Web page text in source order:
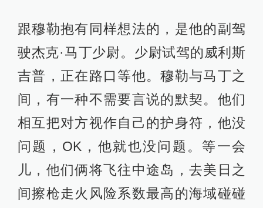
跟穆勒抱有同样想法的，是他的副驾
驶杰克·马丁少尉。少尉试驾的威利斯
吉普，正在路口等他。穆勒与马丁之
间，有一种不需要言说的默契。他们
相互把对方视作自己的护身符，他没
问题，OK，他就也没问题。等一会
儿，他们俩将飞往中途岛，去美日之
间擦枪走火风险系数最高的海域碰碰